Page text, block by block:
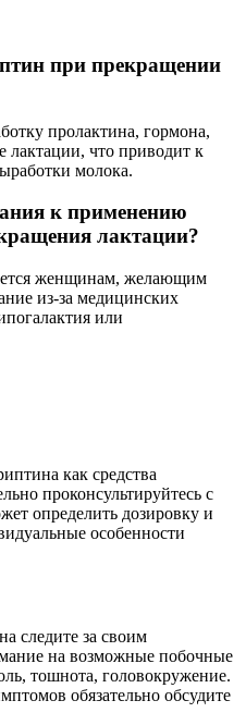
при прекращении
пролактина, гормона,
лактации, что приводит к
молока.
к применению
лактации?
женщинам, желающим
из-за медицинских
или
как средства
проконсультируйтесь с
определить дозировку и
особенности
следите за своим
на возможные побочные
тошнота, головокружение.
обязательно обсудите